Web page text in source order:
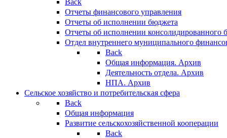
Back
Отчеты финансового управления
Отчеты об исполнении бюджета
Отчеты об исполнении консолидированного
Отдел внутреннего муниципального
Back
Общая информация. Архив
Деятельность отдела. Архив
НПА. Архив
Сельское хозяйство и потребительская сфера
Back
Общая информация
Развитие сельскохозяйственной кооперации
Back